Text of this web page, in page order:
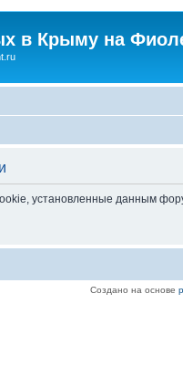
в Крыму на
установленные данным
Создано на основе